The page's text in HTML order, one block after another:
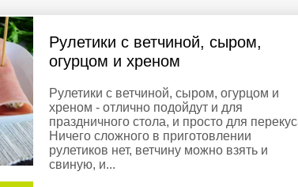
Рулетики с ветчиной, сыром,
огурцом и хреном
Рулетики с ветчиной, сыром, огурцом и
хреном - отлично подойдут и для
праздничного стола, и просто для
Ничего сложного в приготовлении
рулетиков нет, ветчину можно взять и
свиную, и...